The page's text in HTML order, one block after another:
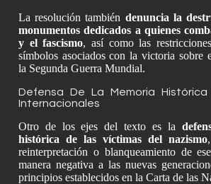
La resolución también denuncia la
monumentos dedicados a quienes
y el fascismo, así como las
símbolos asociados con la victoria sobre
la Segunda Guerra Mundial.
Defensa De La Memoria Histórica
Internacionales
Otro de los ejes del texto es la
histórica de las víctimas del nazismo
reinterpretación o blanqueamiento de
manera negativa a las nuevas
principios establecidos en la Carta de las